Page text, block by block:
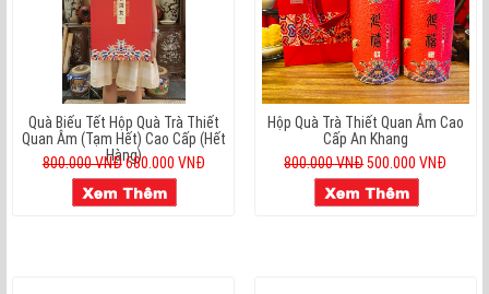
Quà Biếu Tết Hộp Quà Trà Thiết
Quan Âm (Tạm Hết) Cao Cấp (hết
Hàng)
800.000 VNĐ 680.000 VNĐ
Hộp Quà Trà Thiết Quan Âm Cao
Cấp An Khang
800.000 VNĐ500.000 VNĐ